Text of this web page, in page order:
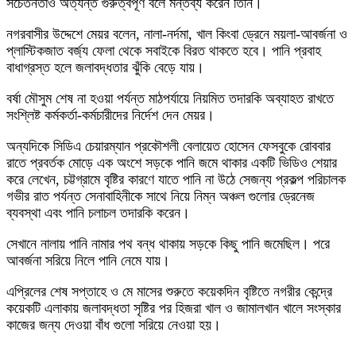
সচেতনতাও অত্যন্ত গুরুত্বপূর্ণ বলে মন্তব্য করেন তিনি।
নগরবাসীর উদ্দেশে মেয়র বলেন, নালা-নর্দমা, খাল কিংবা ড্রেনে ময়লা-আবর্জনা ও
প্লাস্টিকজাত বর্জ্য ফেলা থেকে সবাইকে বিরত থাকতে হবে। পানি প্রবাহ
বাধাগ্রস্ত হলে জলাবদ্ধতার ঝুঁকি বেড়ে যায়।
বর্ষা মৌসুম শেষ না হওয়া পর্যন্ত মাঠপর্যায়ে নিয়মিত তদারকি অব্যাহত রাখতে
সংশ্লিষ্ট কর্মকর্তা-কর্মচারীদের নির্দেশ দেন মেয়র।
অন্যদিকে সিডিএ চেয়ারম্যান প্রকৌশলী বেলায়েত হোসেন ফেসবুকে রোববার
রাতে প্রবর্তক মোড়ে এক অংশে সড়কে পানি জমে থাকার একটি ভিডিও শেয়ার
করে লেখেন, চট্টগ্রামে বৃষ্টির কারণে যাতে পানি না উঠে সেজন্য প্রকল্প পরিচালক
গভীর রাত পর্যন্ত সেনাবাহিনীকে সাথে নিয়ে নিম্ন অঞ্চল গুলোর ড্রেনেজ
ব্যবস্থা এবং পানি চলাচল তদারকি করেন।
সেখানে নালায় পানি নামার পথ বন্ধ থাকায় সড়কে কিছু পানি জমেছিল। পরে
আবর্জনা সরিয়ে নিলে পানি নেমে যায়।
এপ্রিলের শেষ সপ্তাহে ও মে মাসের শুরুতে কয়েকদিন বৃষ্টিতে নগরীর কেন্দ্রে
কয়েকটি এলাকায় জলাবদ্ধতা সৃষ্টির পর হিজরা খাল ও জামালখান খালে সংস্কার
কাজের জন্য দেওয়া বাঁধ গুলো সরিয়ে নেওয়া হয়।